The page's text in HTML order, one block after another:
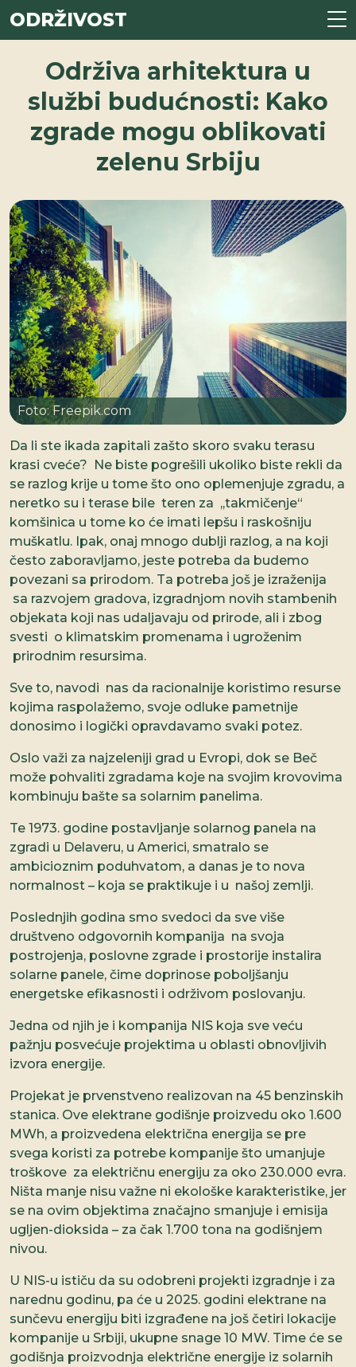
ODRŽIVOST
Održiva arhitektura u
službi budućnosti: Kako
zgrade mogu oblikovati
zelenu Srbiju
Foto: Freepik.com
Da li ste ikada zapitali zašto skoro svaku terasu
krasi cveće? Ne biste pogrešili ukoliko biste rekli da
se razlog krije u tome što ono oplemenjuje zgradu, a
neretko su i terase bile teren za ,,takmičenje“
komšinica u tome ko će imati lepšu i raskošniju
muškatlu. Ipak, onaj mnogo dublji razlog, a na koji
često zaboravljamo, jeste potreba da budemo
povezani sa prirodom. Ta potreba još je izraženija
sa razvojem gradova, izgradnjom novih stambenih
objekata koji nas udaljavaju od prirode, ali i zbog
svesti o klimatskim promenama i ugroženim
prirodnim resursima.
Sve to, navodi nas da racionalnije koristimo resurse
kojima raspolažemo, svoje odluke pametnije
donosimo i logički opravdavamo svaki potez.
Oslo važi za najzeleniji grad u Evropi, dok se Beč
može pohvaliti zgradama koje na svojim krovovima
kombinuju bašte sa solarnim panelima.
Te 1973. godine postavljanje solarnog panela na
zgradi u Delaveru, u Americi, smatralo se
ambicioznim poduhvatom, a danas je to nova
normalnost – koja se praktikuje i u našoj zemlji.
Poslednjih godina smo svedoci da sve više
društveno odgovornih kompanija na svoja
postrojenja, poslovne zgrade i prostorije instalira
solarne panele, čime doprinose poboljšanju
energetske efikasnosti i održivom poslovanju.
Jedna od njih je i kompanija NIS koja sve veću
pažnju posvećuje projektima u oblasti obnovljivih
izvora energije.
Projekat je prvenstveno realizovan na 45 benzinskih
stanica. Ove elektrane godišnje proizvedu oko 1.600
MWh, a proizvedena električna energija se pre
svega koristi za potrebe kompanije što umanjuje
troškove za električnu energiju za oko 230.000 evra.
Ništa manje nisu važne ni ekološke karakteristike, jer
se na ovim objektima značajno smanjuje i emisija
ugljen-dioksida – za čak 1.700 tona na godišnjem
nivou.
U NIS-u ističu da su odobreni projekti izgradnje i za
narednu godinu, pa će u 2025. godini elektrane na
sunčevu energiju biti izgrađene na još četiri lokacije
kompanije u Srbiji, ukupne snage 10 MW. Time će se
godišnja proizvodnja električne energije iz solarnih